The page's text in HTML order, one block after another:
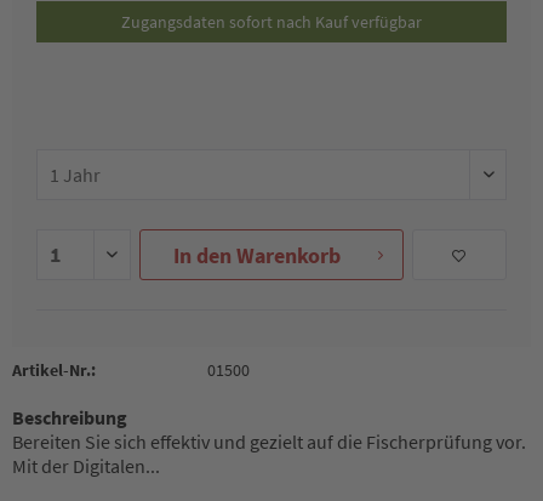
Zugangsdaten sofort nach Kauf verfügbar
In den Warenkorb
Artikel-Nr.: 01500
Beschreibung
Bereiten Sie sich effektiv und gezielt auf die Fischerprüfung vor.
Mit der Digitalen...